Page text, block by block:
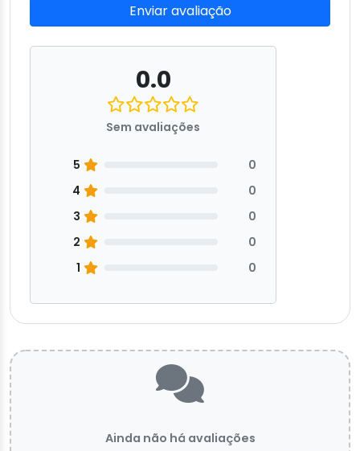
Enviar avaliação
0.0
Sem avaliações
5
0
4
0
3
0
2
0
1
0
Ainda não há avaliações